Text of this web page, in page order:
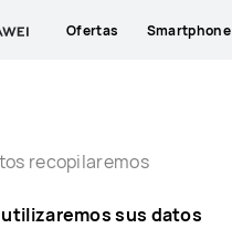
Ofertas Smartphone
recopilaremos
sus datos